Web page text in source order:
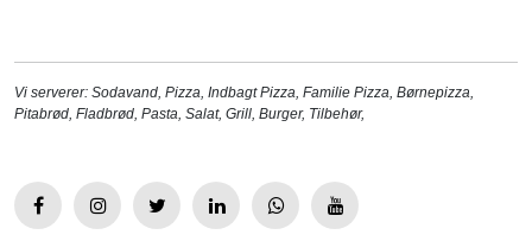
Vi serverer: Sodavand Pizza Indbagt Pizza Familie Pizza Børnepizza
Pitabrød Fladbrød Pasta Salat, Grill Burger, Tilbehør,